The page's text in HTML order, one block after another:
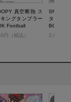
真空断熱 ス
ングタンブラー
Football
円（税込）
タッキ
BOOK
2,860円